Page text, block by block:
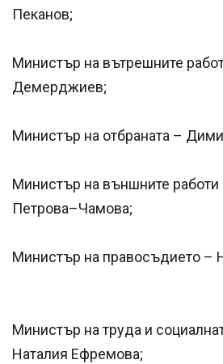
Пеканов;
Министър на вътрешните
Демерджиев;
Министър на отбраната –
Министър на външните работи
Петрова–Чамова;
Министър на правосъдието –
Министър на труда и
Наталия Ефремова;